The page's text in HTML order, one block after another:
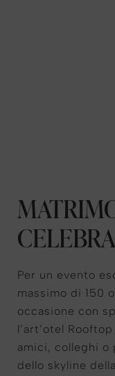
Per un evento
massimo di 150
occasione con
l’art’otel
amici, colleghi o
dello skyline